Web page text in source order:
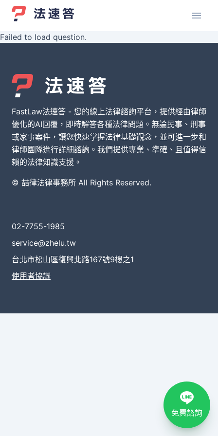
Failed to load question.
FastLaw法速答 - 您的線上法律諮詢平台，提供經由律師
優化的AI回覆，即時解答各種法律問題。無論民事、刑事
或家事案件，讓您快速掌握法律基礎觀念，並可進一步和
律師團隊進行詳細諮詢。我們提供專業、準確、且值得信
賴的法律知識支援。
© 喆律法律事務所 All Rights Reserved.
02-7755-1985
service@zhelu.tw
台北市松山區復興北路167號9樓之1
使用者協議
免費諮詢